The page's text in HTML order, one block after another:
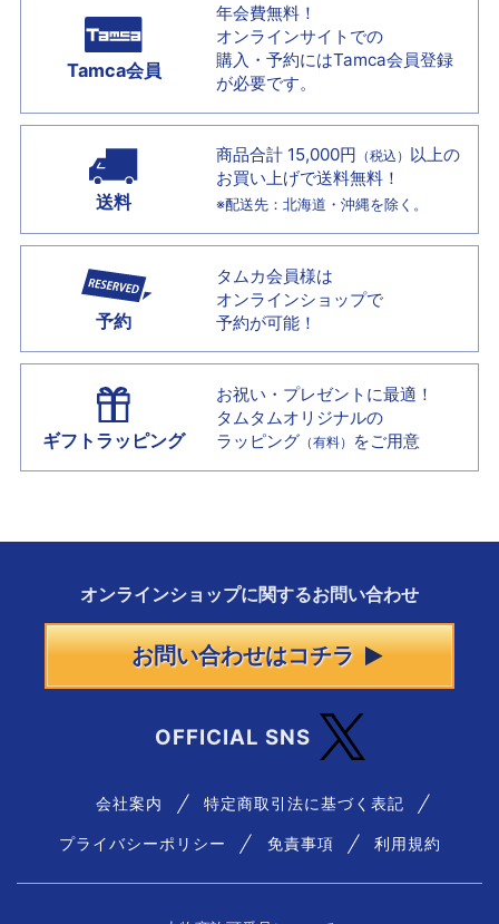
Tamca会員
年会費無料！
オンラインサイトでの
購入・予約にはTamca会員登録
が必要です。
送料
商品合計 15,000円 （税込） 以上の
お買い上げで送料無料！
※配送先：北海道・沖縄を除く。
予約
タムカ会員様は
オンラインショップで
予約が可能！
ギフトラッピング
お祝い・プレゼントに最適！
タムタムオリジナルの
ラッピング （有料） をご用意
オンラインショップに関するお問い合わせ
お問い合わせはコチラ
OFFICIAL SNS
会社案内 特定商取引法に基づく表記
プライバシーポリシー 免責事項 利用規約